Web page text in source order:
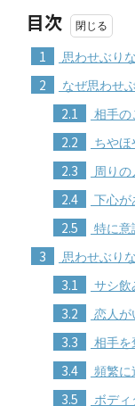
目次
1 思わせぶり
2 なぜ思わせ
2.1 相手の
2.2 ちやほ
2.3 周りの
2.4 下心が
2.5 特に意
3 思わせぶり
3.1 サシ飲
3.2 恋人が
3.3 相手を
3.4 頻繁に
3.5 ボディ